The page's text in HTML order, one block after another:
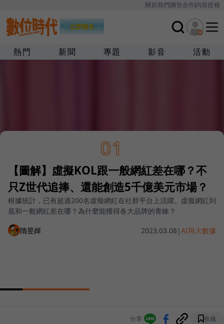
關於我們廣告合作內容授權
熱門 新聞 專題 影音 活動
01
【圖解】虛擬KOL跟一般網紅差在哪？不
只Z世代追捧、還能創造5千億美元市場？
根據統計，已有超過200名虛擬網紅在社群平台上活躍。虛擬網紅到
底和一般網紅差在哪？為什麼能獲得各大品牌的青睞？
隋昱嬋 2023.03.08 |AI與大數據
分享 收藏